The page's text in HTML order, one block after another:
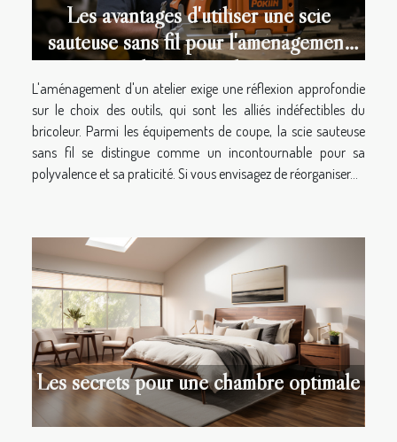
Les avantages d'utiliser une scie
sauteuse sans fil pour l'aménagement
de votre atelier
L'aménagement d'un atelier exige une réflexion approfondie
sur le choix des outils, qui sont les alliés indéfectibles du
bricoleur. Parmi les équipements de coupe, la scie sauteuse
sans fil se distingue comme un incontournable pour sa
polyvalence et sa praticité. Si vous envisagez de réorganiser...
Les secrets pour une chambre optimale